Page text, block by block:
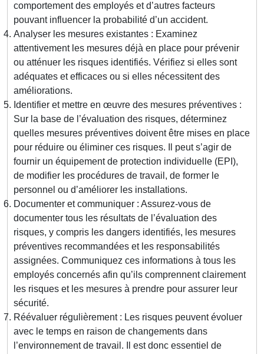
comportement des employés et d’autres facteurs
pouvant influencer la probabilité d’un accident.
Analyser les mesures existantes : Examinez
attentivement les mesures déjà en place pour prévenir
ou atténuer les risques identifiés. Vérifiez si elles sont
adéquates et efficaces ou si elles nécessitent des
améliorations.
Identifier et mettre en œuvre des mesures préventives :
Sur la base de l’évaluation des risques, déterminez
quelles mesures préventives doivent être mises en place
pour réduire ou éliminer ces risques. Il peut s’agir de
fournir un équipement de protection individuelle (EPI),
de modifier les procédures de travail, de former le
personnel ou d’améliorer les installations.
Documenter et communiquer : Assurez-vous de
documenter tous les résultats de l’évaluation des
risques, y compris les dangers identifiés, les mesures
préventives recommandées et les responsabilités
assignées. Communiquez ces informations à tous les
employés concernés afin qu’ils comprennent clairement
les risques et les mesures à prendre pour assurer leur
sécurité.
Réévaluer régulièrement : Les risques peuvent évoluer
avec le temps en raison de changements dans
l’environnement de travail. Il est donc essentiel de